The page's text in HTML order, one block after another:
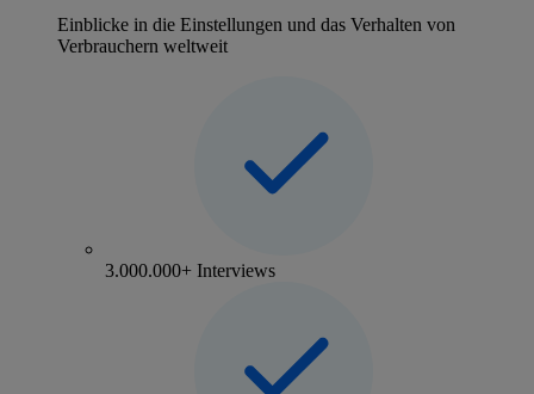
Einblicke in die Einstellungen und das Verhalten von
Verbrauchern weltweit
3.000.000+ Interviews